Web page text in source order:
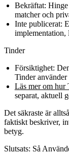
Bekräftat: Hinge
matcher och
Inte publicerat:
implementation,
Tinder
Försiktighet:
Tinder
Läs mer om hur
separat, aktuell
Det säkraste är
faktiskt beskriver,
betyg.
Slutsats: Så